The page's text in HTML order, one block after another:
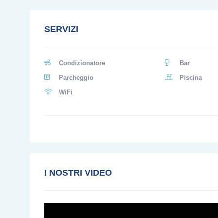
SERVIZI
Condizionatore Bar
Parcheggio
Piscina
WiFi
I NOSTRI VIDEO